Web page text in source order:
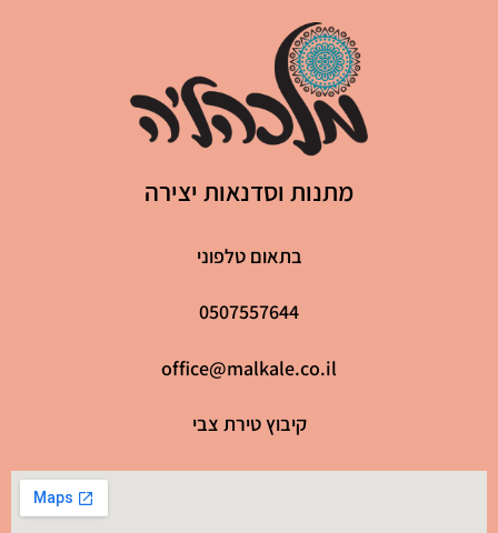
מתנות וסדנאות יצירה
בתאום טלפוני
0507557644
office@malkale.co.il
קיבוץ טירת צבי